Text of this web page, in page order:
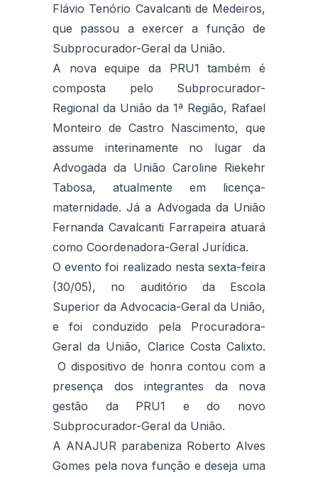
Flávio Tenório Cavalcanti de Medeiros,
que passou a exercer a função de
Subprocurador-Geral da União.
A nova equipe da PRU1 também é
composta pelo Subprocurador-
Regional da União da 1ª Região, Rafael
Monteiro de Castro Nascimento, que
assume interinamente no lugar da
Advogada da União Caroline Riekehr
Tabosa, atualmente em licença-
maternidade. Já a Advogada da União
Fernanda Cavalcanti Farrapeira atuará
como Coordenadora-Geral Jurídica.
O evento foi realizado nesta sexta-feira
(30/05), no auditório da Escola
Superior da Advocacia-Geral da União,
e foi conduzido pela Procuradora-
Geral da União, Clarice Costa Calixto.
O dispositivo de honra contou com a
presença dos integrantes da nova
gestão da PRU1 e do novo
Subprocurador-Geral da União.
A ANAJUR parabeniza Roberto Alves
Gomes pela nova função e deseja uma